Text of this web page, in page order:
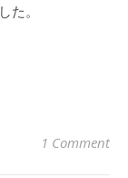
た。
1 Comment